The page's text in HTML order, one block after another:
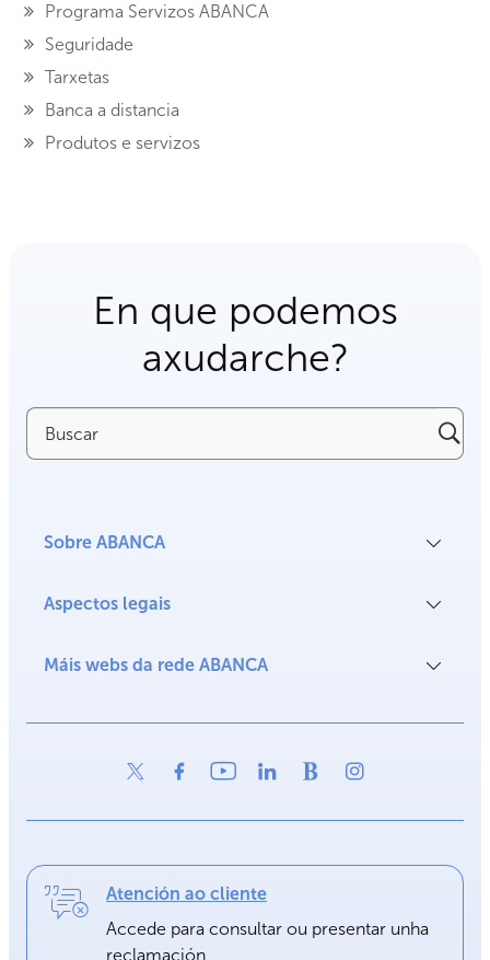
Programa Servizos ABANCA
Seguridade
Tarxetas
Banca a distancia
Produtos e servizos
En que podemos
axudarche?
Buscar
Sobre ABANCA
Aspectos legais
Máis webs da rede ABANCA
Atención ao cliente
Accede para consultar ou presentar unha
reclamación